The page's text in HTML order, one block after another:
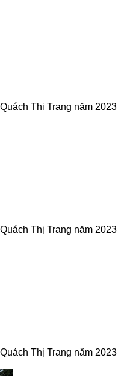
Thị Trang năm 2023
Thị Trang năm 2023
Thị Trang năm 2023